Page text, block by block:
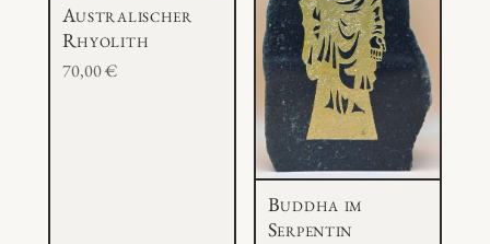
Australischer
Rhyolith
70,00€
Buddha im
Serpentin